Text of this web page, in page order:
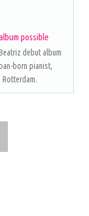
possible
debut album
born pianist,